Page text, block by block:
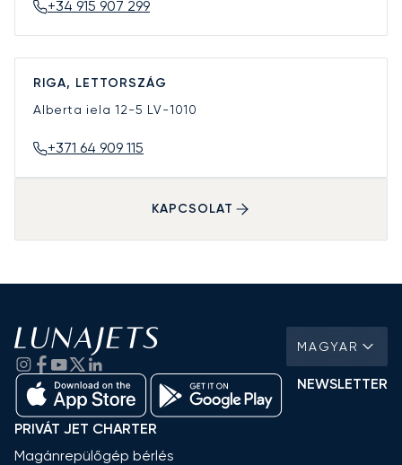
+34 915 907 299
RIGA, LETTORSZÁG
Alberta iela 12-5 LV-1010
+371 64 909 115
KAPCSOLAT
MAGYAR
NEWSLETTER
PRIVÁT JET CHARTER
Magánrepülőgép bérlés